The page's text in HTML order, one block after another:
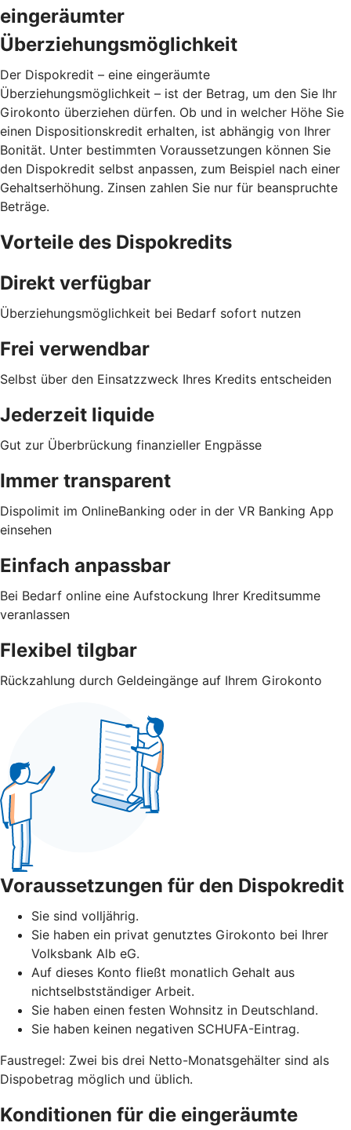
eingeräumter
Überziehungsmöglichkeit
Der Dispokredit – eine eingeräumte
Überziehungsmöglichkeit – ist der Betrag, um den Sie Ihr
Girokonto überziehen dürfen. Ob und in welcher Höhe Sie
einen Dispositionskredit erhalten, ist abhängig von Ihrer
Bonität. Unter bestimmten Voraussetzungen können Sie
den Dispokredit selbst anpassen, zum Beispiel nach einer
Gehaltserhöhung. Zinsen zahlen Sie nur für beanspruchte
Beträge.
Vorteile des Dispokredits
Direkt verfügbar
Überziehungsmöglichkeit bei Bedarf sofort nutzen
Frei verwendbar
Selbst über den Einsatzzweck Ihres Kredits entscheiden
Jederzeit liquide
Gut zur Überbrückung finanzieller Engpässe
Immer transparent
Dispolimit im OnlineBanking oder in der VR Banking App
einsehen
Einfach anpassbar
Bei Bedarf online eine Aufstockung Ihrer Kreditsumme
veranlassen
Flexibel tilgbar
Rückzahlung durch Geldeingänge auf Ihrem Girokonto
Voraussetzungen für den Dispokredit
Sie sind volljährig.
Sie haben ein privat genutztes Girokonto bei Ihrer
Volksbank Alb eG.
Auf dieses Konto fließt monatlich Gehalt aus
nichtselbstständiger Arbeit.
Sie haben einen festen Wohnsitz in Deutschland.
Sie haben keinen negativen SCHUFA-Eintrag.
Faustregel: Zwei bis drei Netto-Monatsgehälter sind als
Dispobetrag möglich und üblich.
Konditionen für die eingeräumte